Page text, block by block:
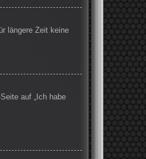
längere Zeit keine
auf „Ich habe